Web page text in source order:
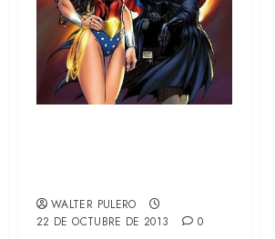
WALTER PULERO
22 DE OCTUBRE DE 2013
0